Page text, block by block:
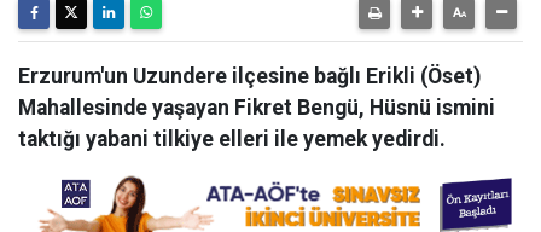
Erzurum'un Uzundere ilçesine bağlı Erikli (Öset)
Mahallesinde yaşayan Fikret Bengü, Hüsnü ismini
taktığı yabani tilkiye elleri ile yemek yedirdi.